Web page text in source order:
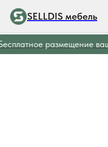
SELLDIS мебель
размещение